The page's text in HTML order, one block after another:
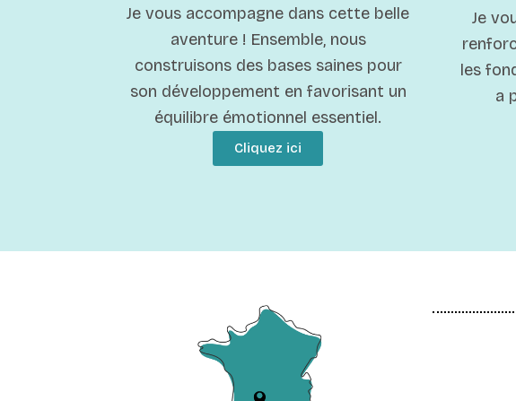
Je vous accompagne dans cette belle
aventure ! Ensemble, nous
construisons des bases saines pour
son développement en favorisant un
équilibre émotionnel essentiel.
Cliquez ici
Je
les
a